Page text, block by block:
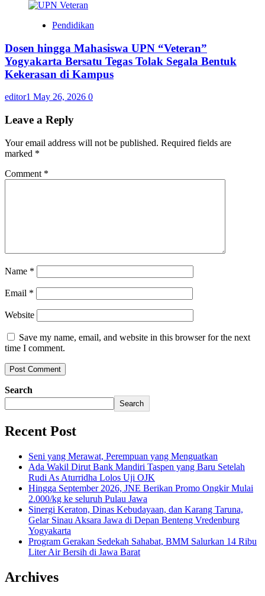
Pendidikan
Dosen hingga Mahasiswa UPN “Veteran”
Yogyakarta Bersatu Tegas Tolak Segala Bentuk
Kekerasan di Kampus
editor1 May 26, 2026 0
Leave a Reply
Your email address will not be published. Required fields are
marked *
Comment *
Name *
Email *
Website
Save my name, email, and website in this browser for the next
time I comment.
Search
Search
Recent Post
Seni yang Merawat, Perempuan yang Menguatkan
Ada Wakil Dirut Bank Mandiri Taspen yang Baru Setelah
Rudi As Aturridha Lolos Uji OJK
Hingga September 2026, JNE Berikan Promo Ongkir Mulai
2.000/kg ke seluruh Pulau Jawa
Sinergi Keraton, Dinas Kebudayaan, dan Karang Taruna,
Gelar Sinau Aksara Jawa di Depan Benteng Vredenburg
Yogyakarta
Program Gerakan Sedekah Sahabat, BMM Salurkan 14 Ribu
Liter Air Bersih di Jawa Barat
Archives